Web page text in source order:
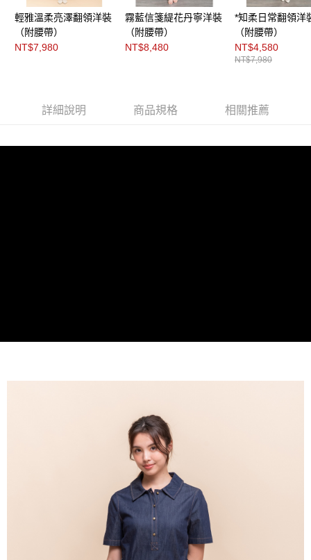
４．使用「AFTEE先享後付」時，將依據個別帳號之用戶狀況，依本公司即
時審查核予不同之上限額度；若仍有額度不足之情形，本公司將視審查結果
請求用戶進行身份認證。
５．嚴禁一人註冊多個帳號或使用他人資訊註冊。若發現惡意使用之情形，
恩沛科技股份有限公司將有權停止該用戶之使用額度並採取法律行動。
輕雅溫柔亮澤翻領洋裝
（附腰帶）
NT$7,980
霧藍信箋緹花丹寧洋裝
（附腰帶）
NT$8,480
*知柔日常翻領洋
（附腰帶）
NT$4,580
NT$7,980
詳細說明 商品規格 相關推薦